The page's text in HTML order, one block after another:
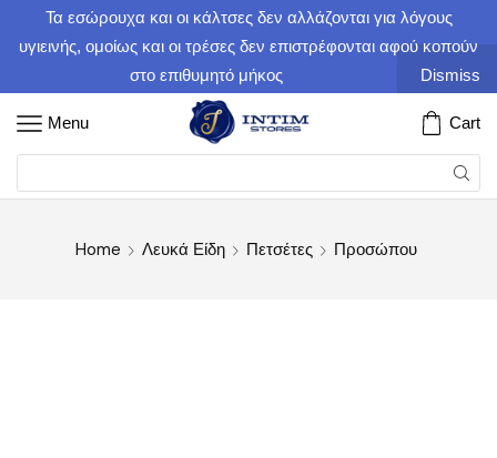
Τα εσώρουχα και οι κάλτσες δεν αλλάζονται για λόγους
υγιεινής, ομοίως και οι τρέσες δεν επιστρέφονται αφού κοπούν
στο επιθυμητό μήκος
Dismiss
Menu Cart
Home Λευκά Είδη Πετσέτες Προσώπου